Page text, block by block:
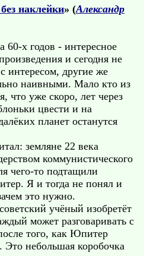
наклейки» (Александр
60-х годов - интересное
и сегодня не
интересом, другие же
наивными. Мало кто из
что уже скоро, лет через
цвести и на
планет останутся
земляне 22 века
коммунистического
чего-то подтащили
Я и тогда не понял и
это нужно.
учёный изобретёт
может разговаривать с
того, как Юпитер
небольшая коробочка